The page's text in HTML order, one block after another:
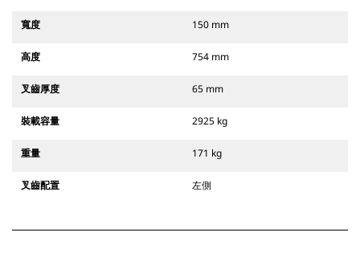
寬度 150 mm
高度 754 mm
叉齒厚度 65 mm
裝載容量 2925 kg
重量 171 kg
叉齒配置 左側